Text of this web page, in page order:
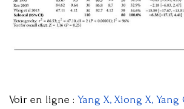
Voir en ligne : Yang X, Xiong X, Yang